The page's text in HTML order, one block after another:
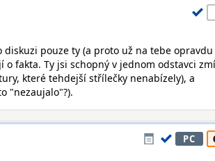
diskuzi pouze ty (a proto už na tebe opravdu
fakta. Ty jsi schopný v jednom odstavci
které tehdejší střílečky nenabízely), a
"nezaujalo"?).
PC